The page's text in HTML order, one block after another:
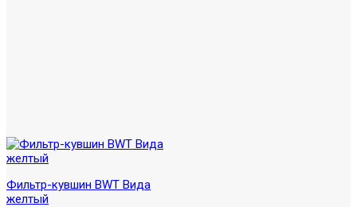
Фильтр-кувшин BWT Вида
желтый